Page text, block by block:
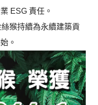
ESG 責任。
猴持續為永續建築貢
。